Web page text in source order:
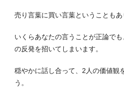
売り言葉に買い言葉ということもあ
いくらあなたの言うことが正論で
の反発を招いてしまいます。
穏やかに話し合って、2人の価値観
う。